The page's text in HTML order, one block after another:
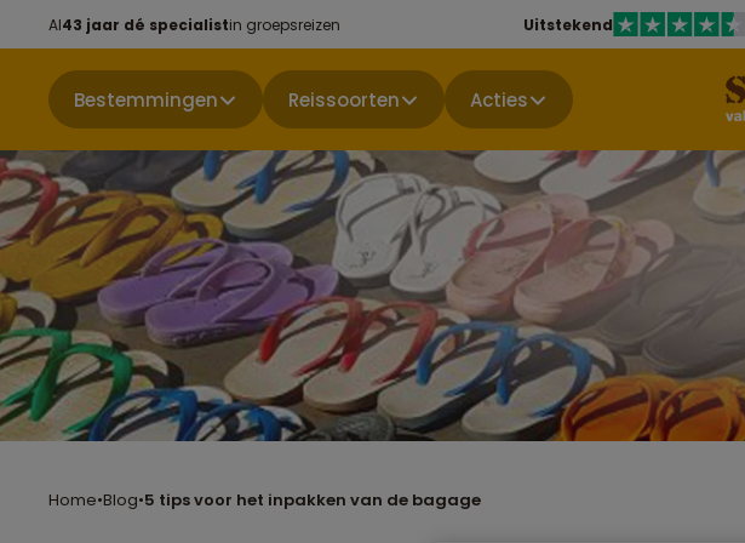
Al43 jaar dé specialistin groepsreizen Uitstekend
Bestemmingen Reissoorten Acties
Home•Blog•5 tips voor het inpakken van de bagage